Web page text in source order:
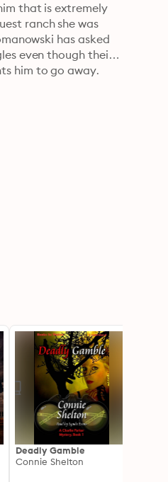
that is extremely
ranch she was
has asked
even though their
him to go away.
Deadly Gamble
Connie Shelton